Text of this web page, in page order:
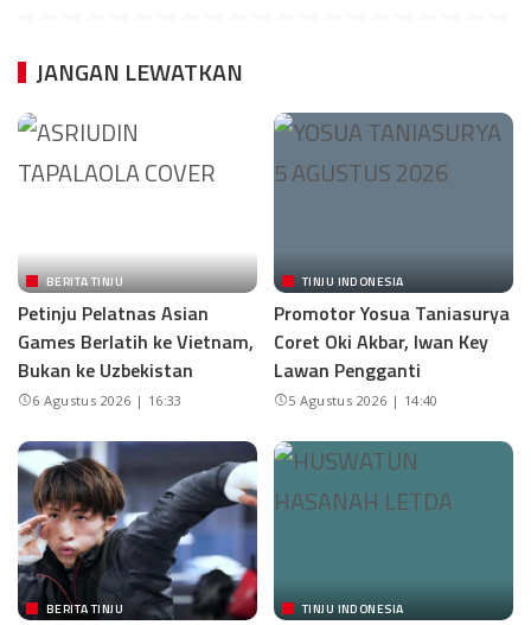
JANGAN LEWATKAN
BERITA TINJU
Petinju Pelatnas Asian
Games Berlatih ke Vietnam,
Bukan ke Uzbekistan
6 Agustus 2026 | 16:33
TINJU INDONESIA
Promotor Yosua Taniasurya
Coret Oki Akbar, Iwan Key
Lawan Pengganti
5 Agustus 2026 | 14:40
BERITA TINJU TINJU INDONESIA